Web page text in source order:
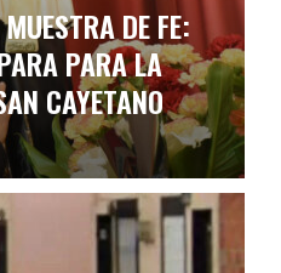
DE FE:
PARA LA
CAYETANO